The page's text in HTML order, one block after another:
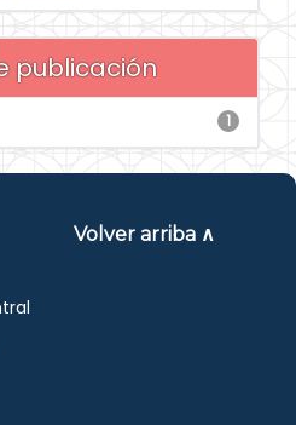
publicación
1
Volver arriba ∧